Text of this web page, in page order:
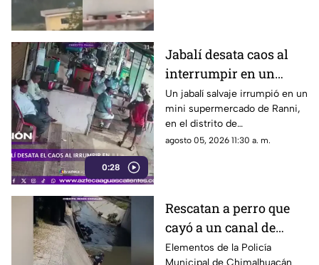
0:28
Jabalí desata caos al
interrumpir en un
comercio y embiste a
un hombre
Un jabalí salvaje irrumpió en un
mini supermercado de Ranni,
en el distrito de
Pathanamthitta, Kerala, India,
agosto 05, 2026 11:30 a. m.
Rescatan a perro que
cayó a un canal de
aguas negras en
Elementos de la Policía